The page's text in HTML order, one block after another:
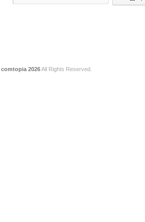
comtopia 2026All Rights Reserved.